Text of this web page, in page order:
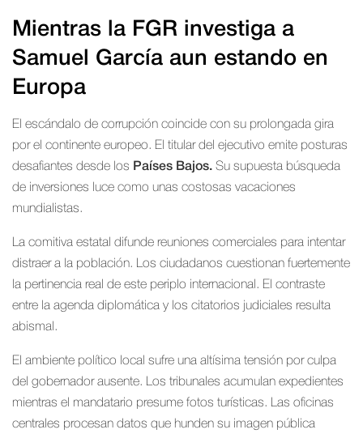
Mientras la FGR investiga a
Samuel García aun estando en
Europa
El escándalo de corrupción coincide con su prolongada gira
por el continente europeo. El titular del ejecutivo emite posturas
desafiantes desde los Países Bajos. Su supuesta búsqueda
de inversiones luce como unas costosas vacaciones
mundialistas.
La comitiva estatal difunde reuniones comerciales para intentar
distraer a la población. Los ciudadanos cuestionan fuertemente
la pertinencia real de este periplo internacional. El contraste
entre la agenda diplomática y los citatorios judiciales resulta
abismal.
El ambiente político local sufre una altísima tensión por culpa
del gobernador ausente. Los tribunales acumulan expedientes
mientras el mandatario presume fotos turísticas. Las oficinas
centrales procesan datos que hunden su imagen pública